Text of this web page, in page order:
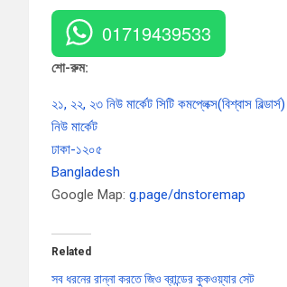
01719439533
শো-রুম:
২১, ২২, ২৩ নিউ মার্কেট সিটি কমপ্লেক্স(বিশ্বাস বিল্ডার্স)
নিউ মার্কেট
ঢাকা-১২০৫
Bangladesh
Google Map: g.page/dnstoremap
Related
সব ধরনের রান্না করতে জিও ব্রান্ডের কুকওয়্যার সেট